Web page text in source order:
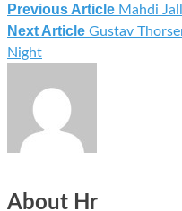
Previous Article Mahdi
Next Article Gustav
Night
About Hr